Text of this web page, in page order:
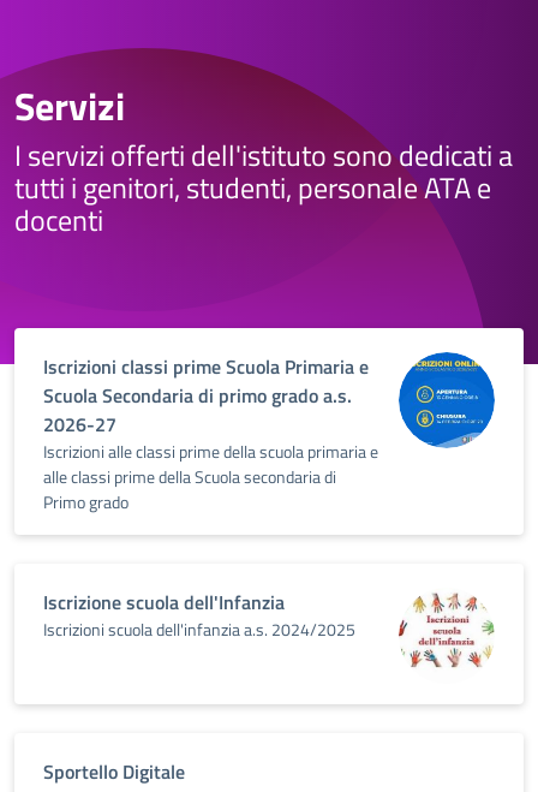
Servizi
I servizi offerti dell'istituto sono dedicati a
tutti i genitori, studenti, personale ATA e
docenti
Iscrizioni classi prime Scuola Primaria e
Scuola Secondaria di primo grado a.s.
2026-27
Iscrizioni alle classi prime della scuola primaria e
alle classi prime della Scuola secondaria di
Primo grado
Iscrizione scuola dell'Infanzia
Iscrizioni scuola dell'infanzia a.s. 2024/2025
Sportello Digitale